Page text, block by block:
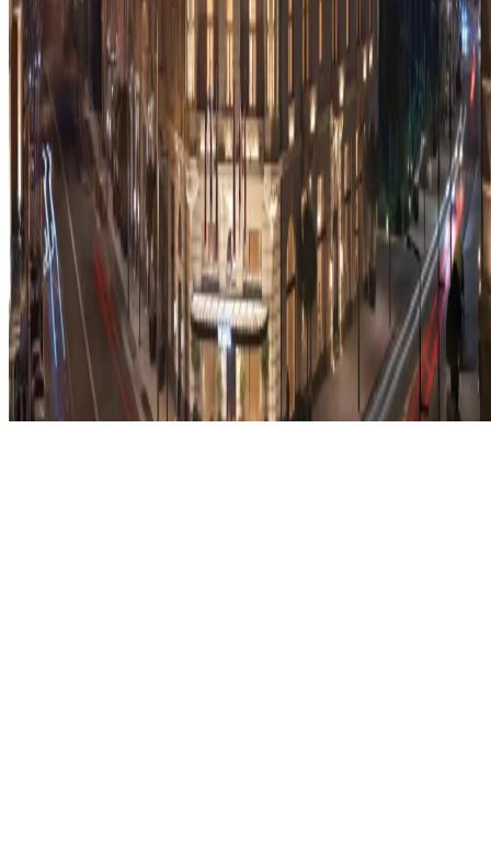
Çerez onayı
Gizlilik Politikası
Şartlar ve Koşullar
Telif Hakkı © 2026, The Bristol Hotels & Resorts
Konaklamanızı rezerve edin